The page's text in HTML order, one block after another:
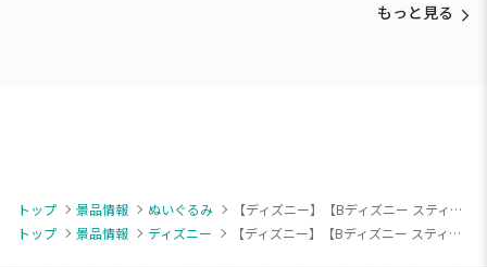
もっと見る
トップ 景品情報 ぬいぐるみ
【ディズニー】【Bディズニー スティッチ/クルー】ディズニー スティッチ ミルキーボア パイレーツコスチューム BIGぬいぐるみ
トップ
景品情報 ディズニー 【ディズニー】【Bディズニー スティッチ/クルー】ディズニー スティッチ ミルキーボア パイレーツコスチューム BIGぬいぐるみ